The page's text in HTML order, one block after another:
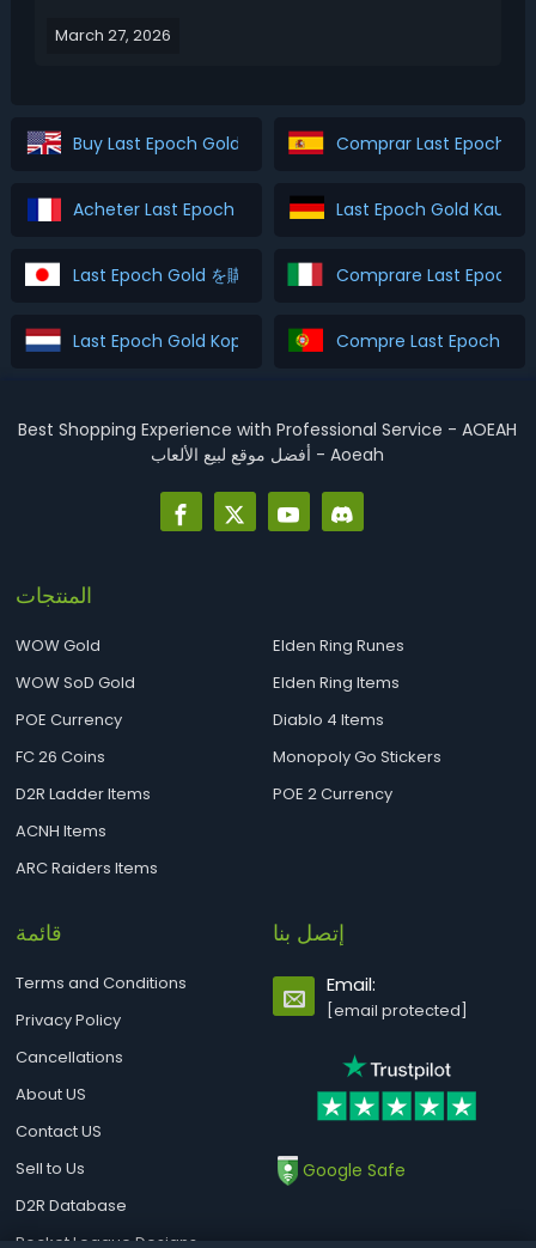
performance across all stages of the game. Read
March 27, 2026
Buy Last Epoch Gold Comprar Last Epoch
Acheter Last Epoch Gold Last Epoch Gold Kaufen
Last Epoch Gold を購入 Comprare Last Epoch
Last Epoch Gold Kopen Compre Last Epoch
Best Shopping Experience with Professional Service - AOEAH
أفضل موقع لبيع الألعاب - Aoeah
المنتجات
WOW Gold
WOW SoD Gold
POE Currency
FC 26 Coins
D2R Ladder Items
ACNH Items
ARC Raiders Items
Elden Ring Runes
Elden Ring Items
Diablo 4 Items
Monopoly Go Stickers
POE 2 Currency
قائمة
Terms and Conditions
Privacy Policy
Cancellations
About US
Contact US
Sell to Us
D2R Database
Rocket League Designs
إتصل بنا
Email:
[email protected]
Google Safe